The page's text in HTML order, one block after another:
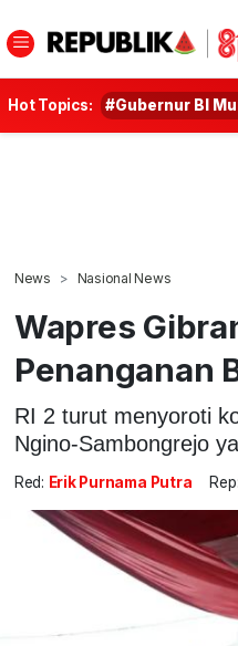
Hot Topics: #Gubernur BI
News Nasional News
Wapres
Penanganan
RI 2 turut menyoroti
Ngino-Sambongrejo
Red: Erik Purnama Putra Rep: